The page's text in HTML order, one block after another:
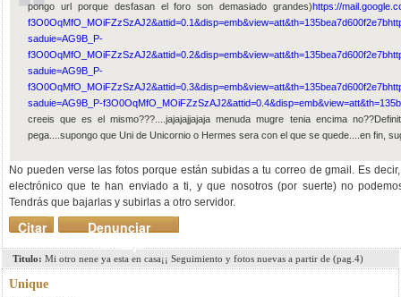
pongo url porque desfasan el foro son demasiado grandes)https://
f3O0OqMfO_MOiFZzSzAJ2&attid=0.1&disp=emb&view=att&th=135bea7d600f2e7b
saduie=AG9B_P-
f3O0OqMfO_MOiFZzSzAJ2&attid=0.2&disp=emb&view=att&th=135bea7d600f2e7b
saduie=AG9B_P-
f3O0OqMfO_MOiFZzSzAJ2&attid=0.3&disp=emb&view=att&th=135bea7d600f2e7b
saduie=AG9B_P-
creeis que es el mismo???....jajajajjajaja menuda mugre tenia encima
pega....supongo que Uni de Unicornio o Hermes sera con el que se quede....en fin,
No pueden verse las fotos porque están subidas a tu correo de gmail. Es
electrónico que te han enviado a ti, y que nosotros (por suerte) no
Tendrás que bajarlas y subirlas a otro servidor.
Denunciar
mensaje
Citar
Titulo: Mi otro nene ya esta en casa¡¡ Seguimiento y fotos nuevas a partir de (pag.4)
Unique